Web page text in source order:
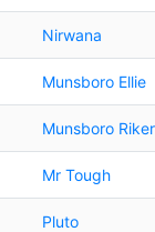
Nirwana
Munsboro Ellie
Munsboro
Mr Tough
Pluto